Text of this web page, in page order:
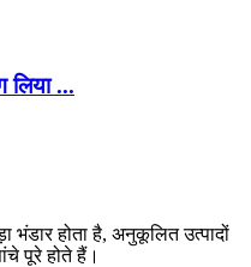
...
भंडार होता है, अनुकूलित उत्पादों
पूरे होते हैं।